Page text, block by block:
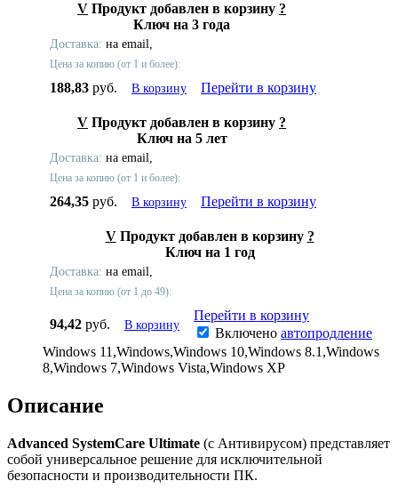
V Продукт добавлен в корзину ?
Ключ на 3 года
Доставка: на email,
Цена за копию (от 1 и более):
188,83 руб. В корзину Перейти в корзину
V Продукт добавлен в корзину ?
Ключ на 5 лет
Доставка: на email,
Цена за копию (от 1 и более):
264,35 руб. В корзину Перейти в корзину
V Продукт добавлен в корзину ?
Ключ на 1 год
Доставка: на email,
Цена за копию (от 1 до 49):
94,42 руб. В корзину
Перейти в корзину
Включено автопродление
Windows 11,Windows,Windows 10,Windows 8.1,Windows
8,Windows 7,Windows Vista,Windows XP
Описание
Advanced SystemCare Ultimate (с Антивирусом) представляет
собой универсальное решение для исключительной
безопасности и производительности ПК.